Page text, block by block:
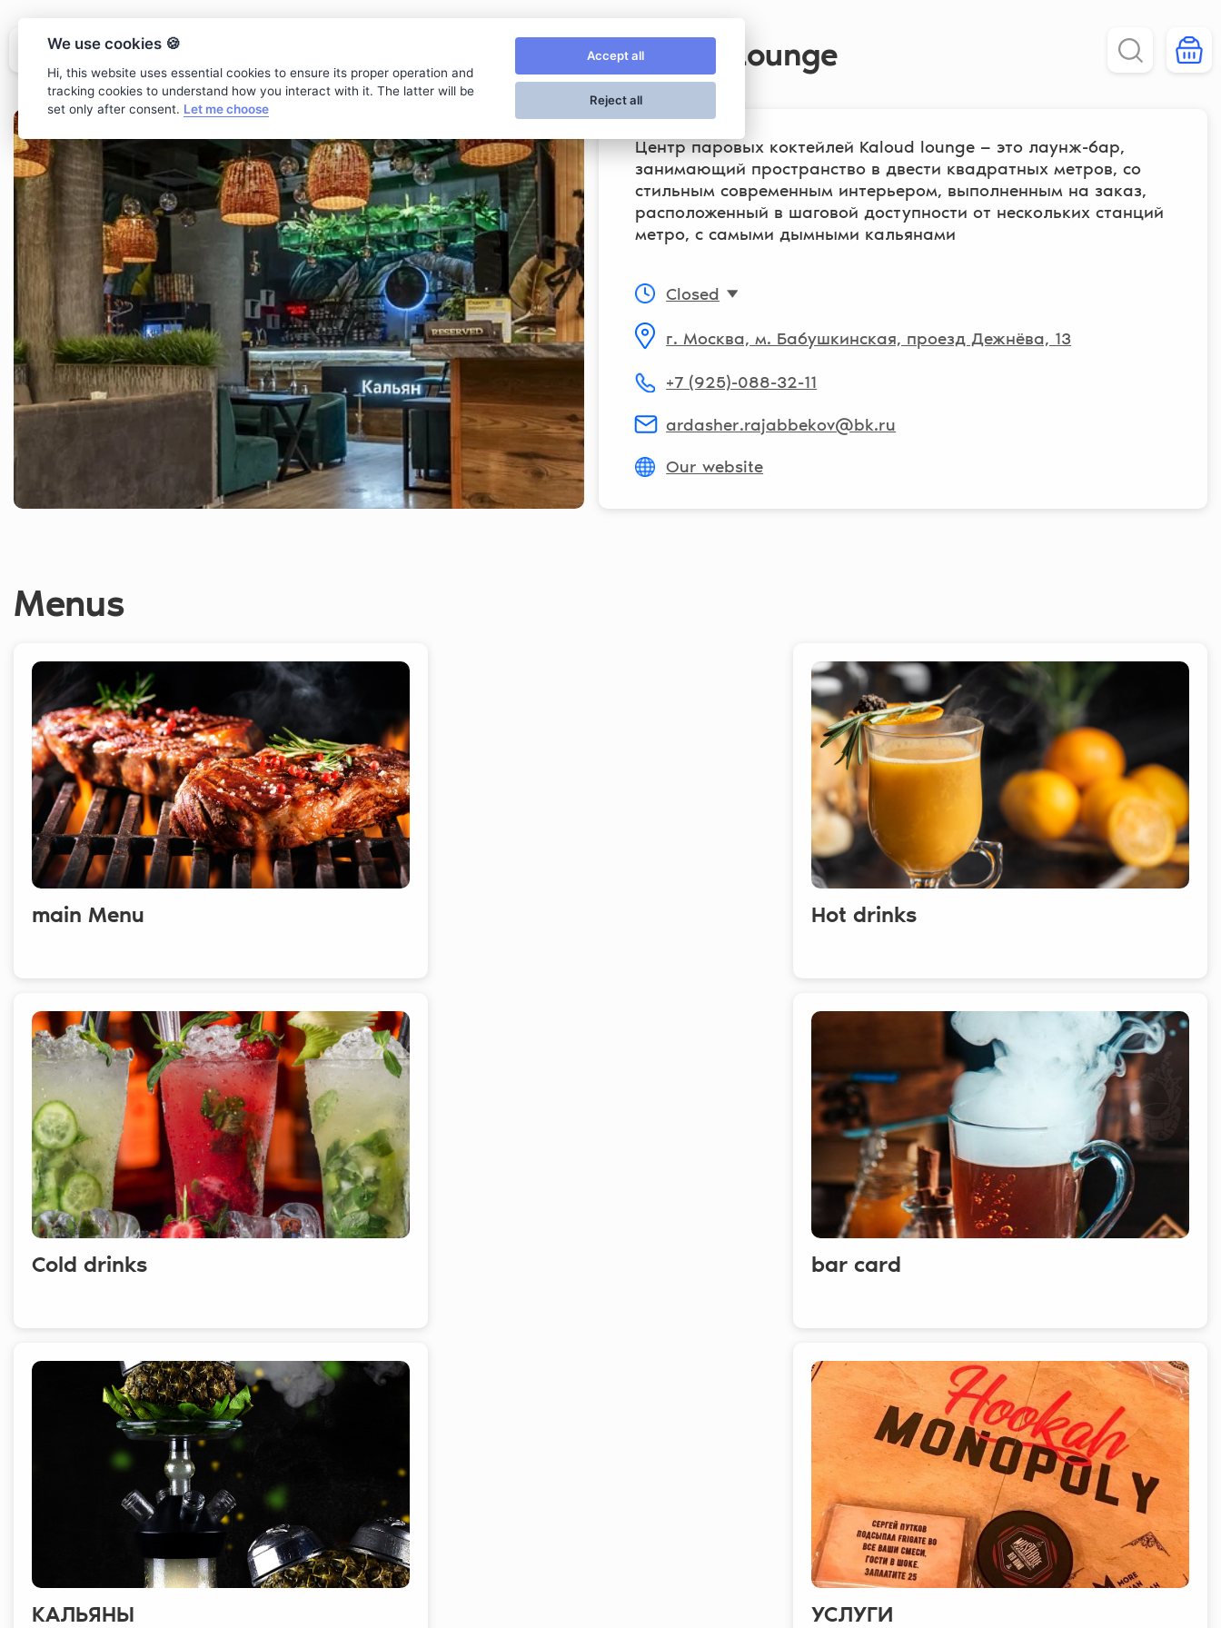
Лаунж-бар Kaloud Lounge
Центр паровых коктейлей Kaloud lounge — это лаунж-бар,
занимающий пространство в двести квадратных метров, со
стильным современным интерьером, выполненным на заказ,
расположенный в шаговой доступности от нескольких станций
метро, с самыми дымными кальянами
Closed
г. Москва, м. Бабушкинская, проезд Дежнёва, 13
+7 (925)-088-32-11
ardasher.rajabbekov@bk.ru
Our website
Menus
main Menu Hot drinks
Cold drinks bar card
КАЛЬЯНЫ УСЛУГИ
We use cookies 🍪
Hi, this website uses essential cookies to ensure its proper operation and
tracking cookies to understand how you interact with it. The latter will be
set only after consent. Let me choose
Accept all
Reject all